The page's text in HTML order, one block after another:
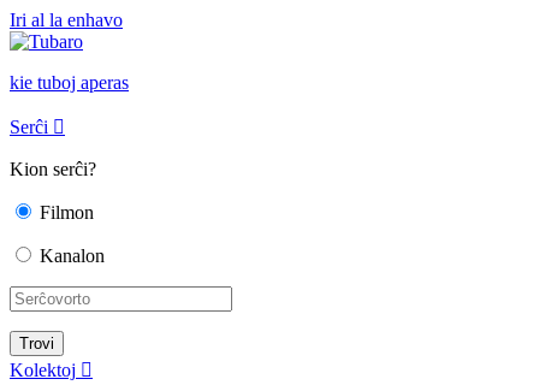
Iri al la enhavo
kie tuboj aperas
Serĉi 
Kion serĉi?
Filmon
Kanalon
Kolektoj 